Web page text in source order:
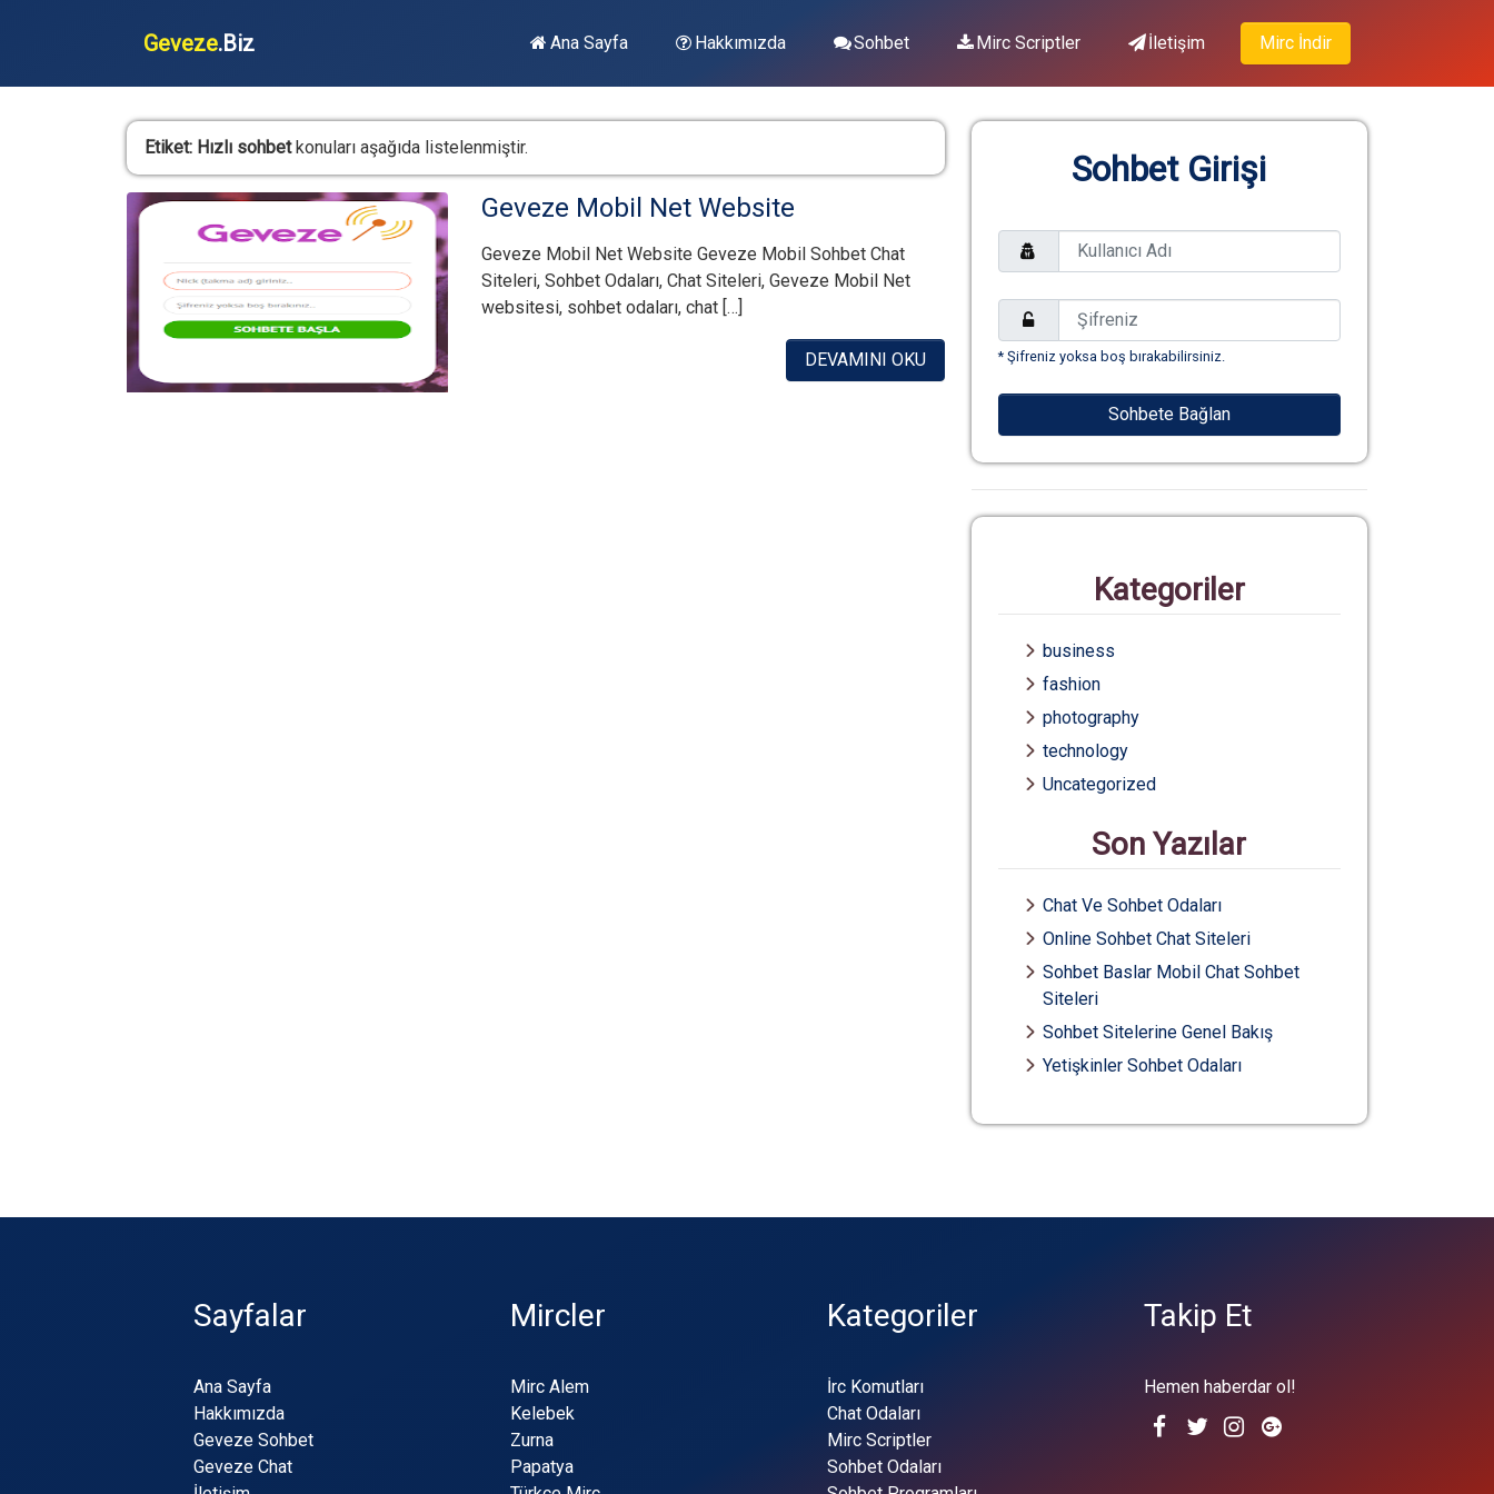
Geveze.Biz Ana Sayfa Hakkımızda Sohbet Mirc Scriptler İletişim Mirc İndir
Etiket: Hızlı sohbetkonuları aşağıda listelenmiştir.
Geveze Mobil Net Website
Geveze Mobil Net Website Geveze Mobil Sohbet Chat
Siteleri, Sohbet Odaları, Chat Siteleri, Geveze Mobil Net
websitesi, sohbet odaları, chat […]
DEVAMINI OKU
Sohbet Girişi
* Şifreniz yoksa boş bırakabilirsiniz.
Sohbete Bağlan
Kategoriler
business
fashion
photography
technology
Uncategorized
Son Yazılar
Chat Ve Sohbet Odaları
Online Sohbet Chat Siteleri
Sohbet Baslar Mobil Chat Sohbet
Siteleri
Sohbet Sitelerine Genel Bakış
Yetişkinler Sohbet Odaları
Sayfalar
Ana Sayfa
Hakkımızda
Geveze Sohbet
Geveze Chat
Mircler
Mirc Alem
Kelebek
Zurna
Papatya
Kategoriler
İrc Komutları
Chat Odaları
Mirc Scriptler
Sohbet Odaları
Takip Et
Hemen haberdar ol!